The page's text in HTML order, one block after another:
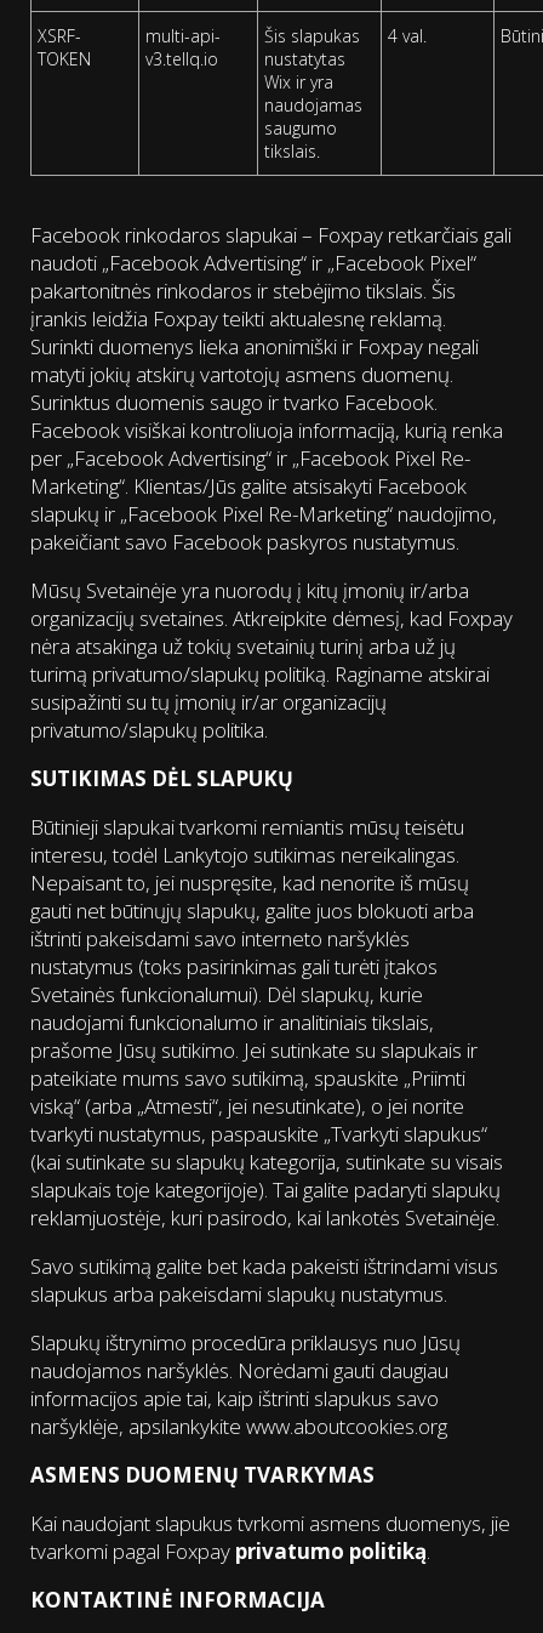
XSRF-
TOKEN
multi-api-
v3.tellq.io
Šis slapukas
nustatytas
Wix ir yra
naudojamas
saugumo
tikslais.
4 val.
Facebook rinkodaros slapukai – Foxpay retkarčiais gali
naudoti „Facebook Advertising“ ir „Facebook Pixel“
pakartonitnės rinkodaros ir stebėjimo tikslais. Šis
įrankis leidžia Foxpay teikti aktualesnę reklamą.
Surinkti duomenys lieka anonimiški ir Foxpay negali
matyti jokių atskirų vartotojų asmens duomenų.
Surinktus duomenis saugo ir tvarko Facebook.
Facebook visiškai kontroliuoja informaciją, kurią renka
per „Facebook Advertising“ ir „Facebook Pixel Re-
Marketing“. Klientas/Jūs galite atsisakyti Facebook
slapukų ir „Facebook Pixel Re-Marketing“ naudojimo,
pakeičiant savo Facebook paskyros nustatymus.
Mūsų Svetainėje yra nuorodų į kitų įmonių ir/arba
organizacijų svetaines. Atkreipkite dėmesį, kad Foxpay
nėra atsakinga už tokių svetainių turinį arba už jų
turimą privatumo/slapukų politiką. Raginame atskirai
susipažinti su tų įmonių ir/ar organizacijų
privatumo/slapukų politika.
SUTIKIMAS DĖL SLAPUKŲ
Būtinieji slapukai tvarkomi remiantis mūsų teisėtu
interesu, todėl Lankytojo sutikimas nereikalingas.
Nepaisant to, jei nuspręsite, kad nenorite iš mūsų
gauti net būtinųjų slapukų, galite juos blokuoti arba
ištrinti pakeisdami savo interneto naršyklės
nustatymus (toks pasirinkimas gali turėti įtakos
Svetainės funkcionalumui). Dėl slapukų, kurie
naudojami funkcionalumo ir analitiniais tikslais,
prašome Jūsų sutikimo. Jei sutinkate su slapukais ir
pateikiate mums savo sutikimą, spauskite „Priimti
viską“ (arba „Atmesti“, jei nesutinkate), o jei norite
tvarkyti nustatymus, paspauskite „Tvarkyti slapukus“
(kai sutinkate su slapukų kategorija, sutinkate su visais
slapukais toje kategorijoje). Tai galite padaryti slapukų
reklamjuostėje, kuri pasirodo, kai lankotės Svetainėje.
Savo sutikimą galite bet kada pakeisti ištrindami visus
slapukus arba pakeisdami slapukų nustatymus.
Slapukų ištrynimo procedūra priklausys nuo Jūsų
naudojamos naršyklės. Norėdami gauti daugiau
informacijos apie tai, kaip ištrinti slapukus savo
naršyklėje, apsilankykite www.aboutcookies.org
ASMENS DUOMENŲ TVARKYMAS
Kai naudojant slapukus tvrkomi asmens duomenys, jie
tvarkomi pagal Foxpay privatumo politiką.
KONTAKTINĖ INFORMACIJA